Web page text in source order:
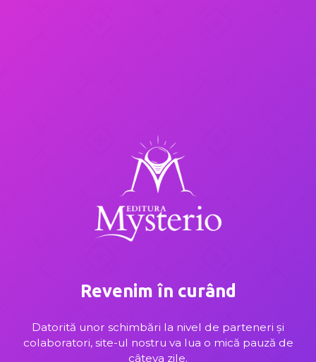
Revenim în curând
Datorită unor schimbări la nivel de parteneri și
colaboratori, site-ul nostru va lua o mică pauză de
câteva zile.